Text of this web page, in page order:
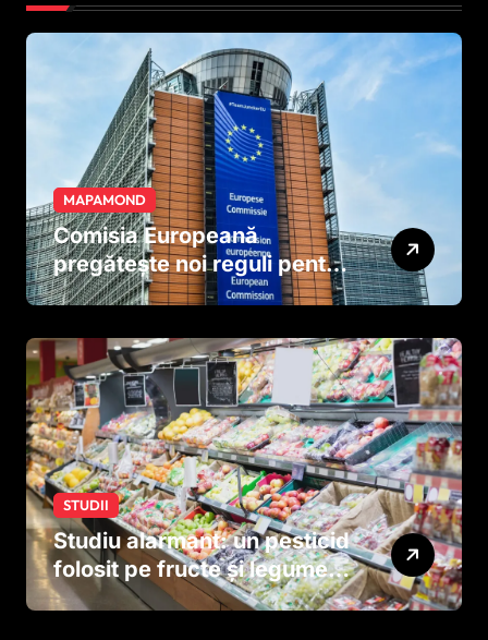
MAPAMOND
Comisia Europeană
pregătește noi reguli pentru
tutun și țigările electronice
STUDII
Studiu alarmant: un pesticid
folosit pe fructe și legume
ar putea afecta dezvoltarea